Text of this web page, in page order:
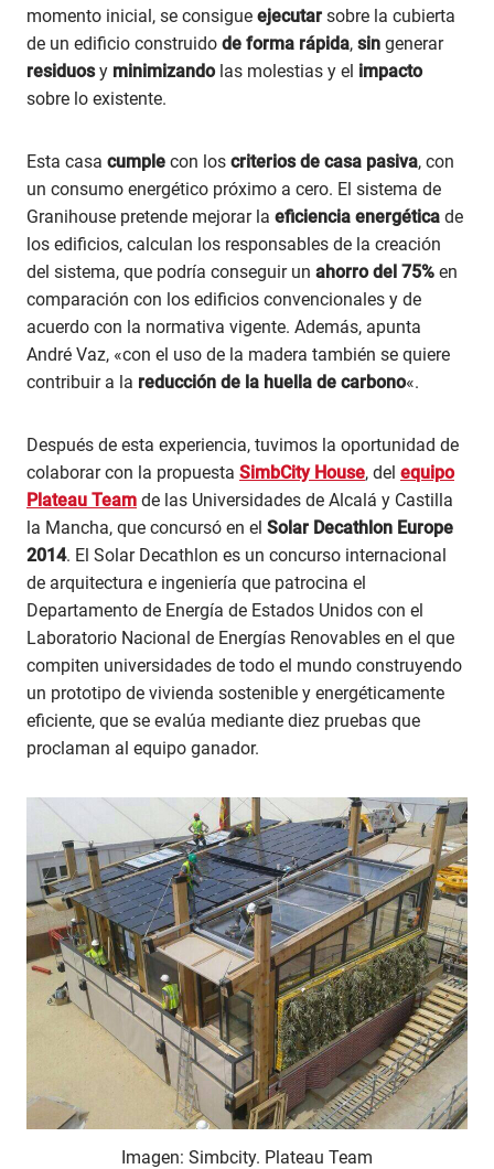
momento inicial, se consigue ejecutar sobre la cubierta
de un edificio construido de forma rápida, sin generar
residuosy minimizandolas molestias y el impacto
sobre lo existente.
Esta casa cumple con los criterios de casa pasiva, con
un consumo energético próximo a cero. El sistema de
Granihouse pretende mejorar la eficiencia energética de
los edificios, calculan los responsables de la creación
del sistema, que podría conseguir un ahorro del 75% en
comparación con los edificios convencionales y de
acuerdo con la normativa vigente. Además, apunta
André Vaz, «con el uso de la madera también se quiere
contribuir a la reducción de la huella de carbono«.
Después de esta experiencia, tuvimos la oportunidad de
colaborar con la propuesta SimbCity House, del equipo
Plateau Team de las Universidades de Alcalá y Castilla
la Mancha, que concursó en el Solar Decathlon Europe
2014. El Solar Decathlon es un concurso internacional
de arquitectura e ingeniería que patrocina el
Departamento de Energía de Estados Unidos con el
Laboratorio Nacional de Energías Renovables en el que
compiten universidades de todo el mundo construyendo
un prototipo de vivienda sostenible y energéticamente
eficiente, que se evalúa mediante diez pruebas que
proclaman al equipo ganador.
Imagen: Simbcity. Plateau Team